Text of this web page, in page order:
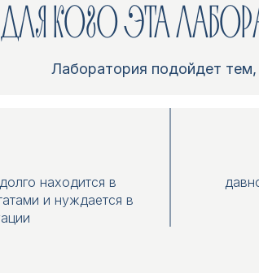
ДЛЯ КОГО ЭТА
Лаборатория подойдет тем,
находится в
и нуждается в